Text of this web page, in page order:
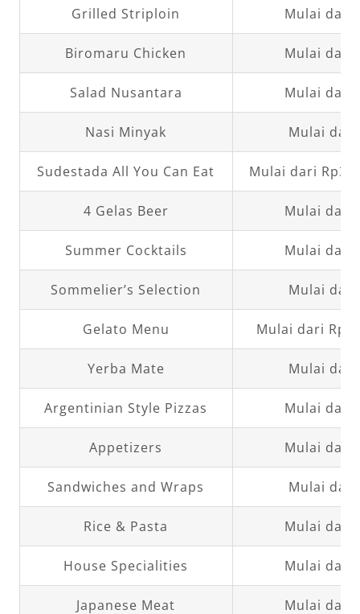
Grilled Striploin Mulai dari
Biromaru Chicken Mulai dari
Salad Nusantara Mulai dari
Nasi Minyak Mulai dari
Sudestada All You Can Eat Mulai dari
4 Gelas Beer Mulai dari
Summer Cocktails Mulai dari
Sommelier’s Selection Mulai dari
Gelato Menu Mulai dari
Yerba Mate Mulai dari
Argentinian Style Pizzas Mulai dari
Appetizers Mulai dari
Sandwiches and Wraps Mulai dari
Rice & Pasta Mulai dari
House Specialities Mulai dari
Japanese Meat Mulai dari